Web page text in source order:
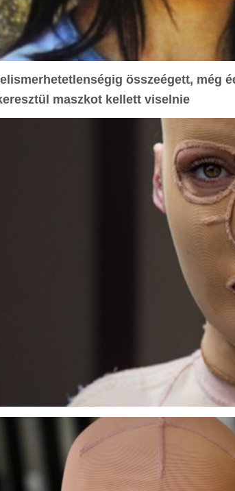
összeégett, még
maszkot kellett viselnie